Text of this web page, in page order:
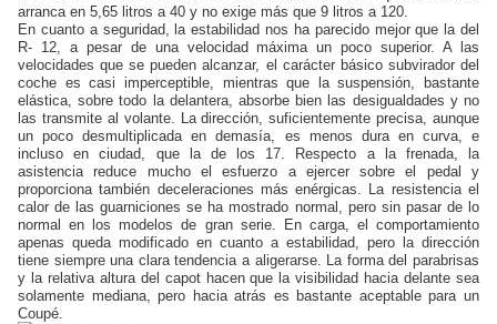
arranca en 5,65 litros a 40 y no exige más que 9 litros a 120.
En cuanto a seguridad, la estabilidad nos ha parecido mejor que la del
R- 12, a pesar de una velocidad máxima un poco superior. A las
velocidades que se pueden alcanzar, el carácter básico subvirador del
coche es casi imperceptible, mientras que la suspensión, bastante
elástica, sobre todo la delantera, absorbe bien las desigualdades y no
las transmite al volante. La dirección, suficientemente precisa, aunque
un poco desmultiplicada en demasía, es menos dura en curva, e
incluso en ciudad, que la de los 17. Respecto a la frenada, la
asistencia reduce mucho el esfuerzo a ejercer sobre el pedal y
proporciona también deceleraciones más enérgicas. La resistencia el
calor de las guarniciones se ha mostrado normal, pero sin pasar de lo
normal en los modelos de gran serie. En carga, el comportamiento
apenas queda modificado en cuanto a estabilidad, pero la dirección
tiene siempre una clara tendencia a aligerarse. La forma del parabrisas
y la relativa altura del capot hacen que la visibilidad hacia delante sea
solamente mediana, pero hacia atrás es bastante aceptable para un
Coupé.